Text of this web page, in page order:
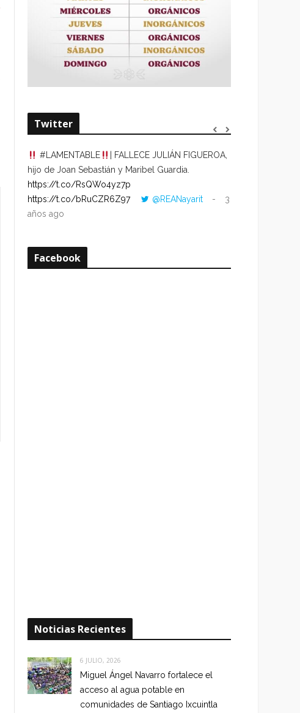
Twitter
#LAMENTABLE
| FALLECE JULIÁN FIGUEROA,
hijo de Joan Sebastián y Maribel Guardia.
https://t.co/RsQWo4yz7p
https://t.co/bRuCZR6Z97
@REANayarit
3
años ago
Facebook
Noticias Recientes
6 JULIO, 2026
Miguel Ángel Navarro fortalece el
acceso al agua potable en
comunidades de Santiago Ixcuintla